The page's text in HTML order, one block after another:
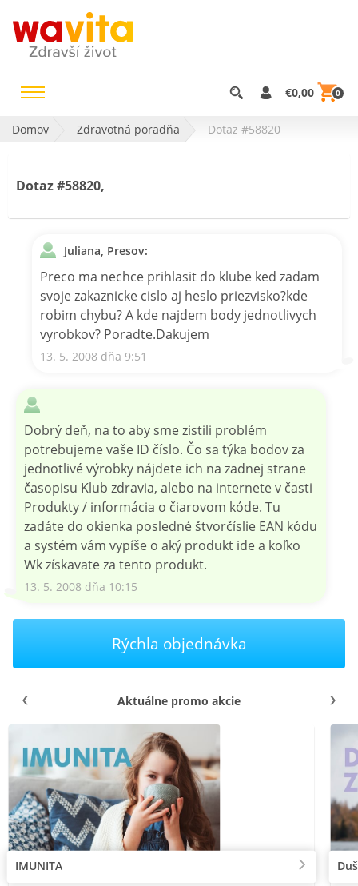
€0,00 0
Domov Zdravotná poradňa Dotaz #58820
Dotaz #58820,
Juliana, Presov:
Preco ma nechce prihlasit do klube ked zadam
svoje zakaznicke cislo aj heslo priezvisko?kde
robim chybu? A kde najdem body jednotlivych
vyrobkov? Poradte.Dakujem
13. 5. 2008 dňa 9:51
Dobrý deň, na to aby sme zistili problém
potrebujeme vaše ID číslo. Čo sa týka bodov za
jednotlivé výrobky nájdete ich na zadnej strane
časopisu Klub zdravia, alebo na internete v časti
Produkty / informácia o čiarovom kóde. Tu
zadáte do okienka posledné štvorčíslie EAN kódu
a systém vám vypíše o aký produkt ide a koľko
Wk získavate za tento produkt.
13. 5. 2008 dňa 10:15
Rýchla objednávka
Aktuálne promo akcie
IMUNITA